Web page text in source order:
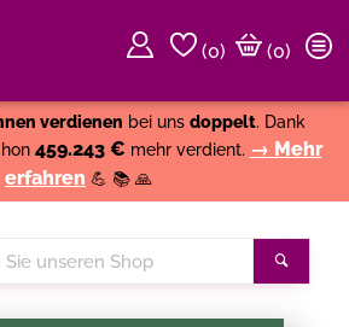
(0)
(0)
verdienen bei uns doppelt. Dank
459.243 € mehr verdient. → Mehr
erfahren 💪 📚 🙏